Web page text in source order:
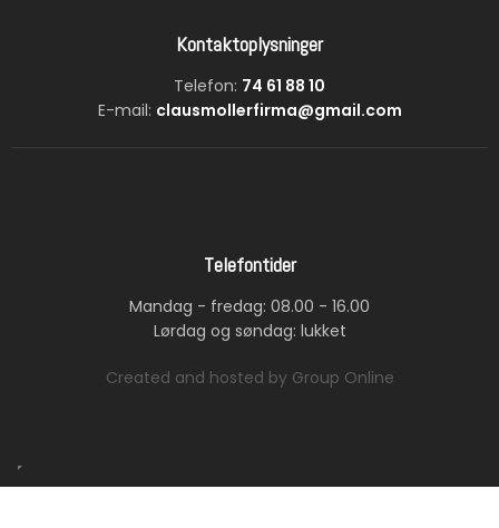
Kontaktoplysninger
Telefon: 74 61 88 10
E-mail: clausmollerfirma@gmail.com
Telefontider
Mandag - fredag: 08.00 - 16.00
Lørdag og søndag: lukket
Created and hosted by Group Online